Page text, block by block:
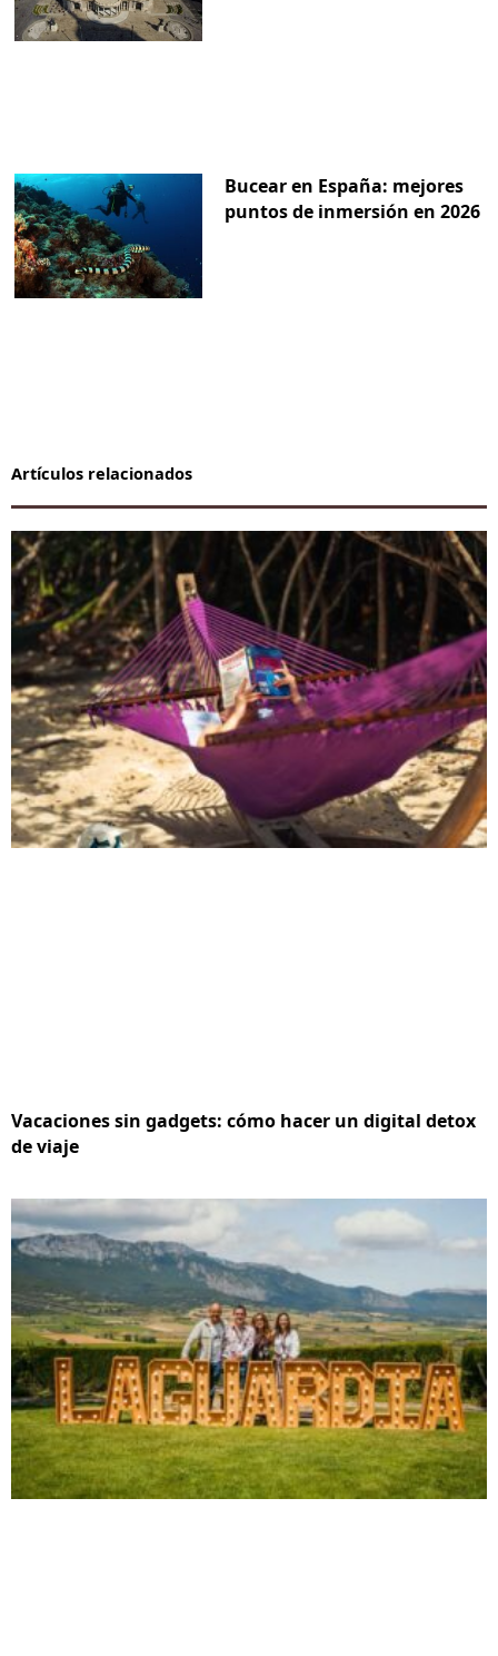
Bucear en España: mejores
puntos de inmersión en 2026
Artículos relacionados
Vacaciones sin gadgets: cómo hacer un digital detox
de viaje